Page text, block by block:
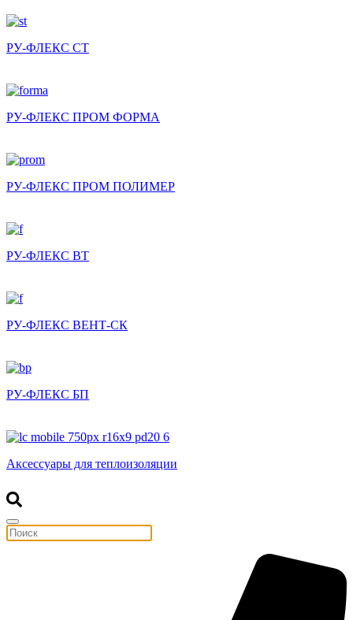
РУ-ФЛЕКС СТ
РУ-ФЛЕКС ПРОМ ФОРМА
РУ-ФЛЕКС ПРОМ ПОЛИМЕР
РУ-ФЛЕКС ВТ
РУ-ФЛЕКС ВЕНТ-СК
РУ-ФЛЕКС БП
Аксессуары для теплоизоляции